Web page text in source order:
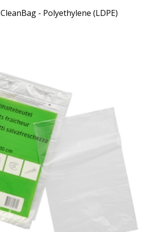
- Polyethylene (LDPE)